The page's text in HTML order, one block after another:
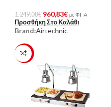
1.249,08€ 960,83€ με ΦΠΑ
Προσθήκη Στο Καλάθι
Brand:Airtechnic
-23%